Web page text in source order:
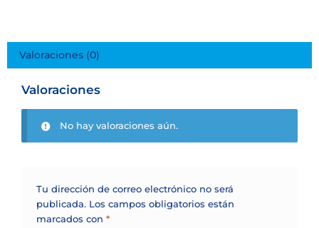
Valoraciones (0)
Valoraciones
No hay valoraciones aún.
Tu dirección de correo electrónico no será
publicada. Los campos obligatorios están
marcados con*